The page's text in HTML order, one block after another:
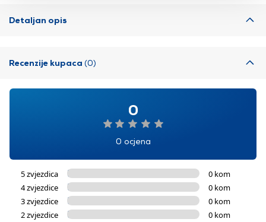
Detaljan opis
Recenzije kupaca (0)
0
0 ocjena
5 zvjezdica
0 kom
4 zvjezdice
0 kom
3 zvjezdice
0 kom
2 zvjezdice
0 kom